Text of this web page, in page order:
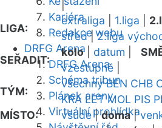
Kariéra
Redakce webu
DRFG Arena
DRFG Arena
Schéma tribun
Plánek areny
Virtuální prohlídka
|
LIGA:
extraliga 1.liga
střed|2.liga
SEŘADIT:
kolo| datum
vzestupně
TÝM:
všechny BEN CHB
KRA LET MOL PIS
MÍSTO:
všude|doma|